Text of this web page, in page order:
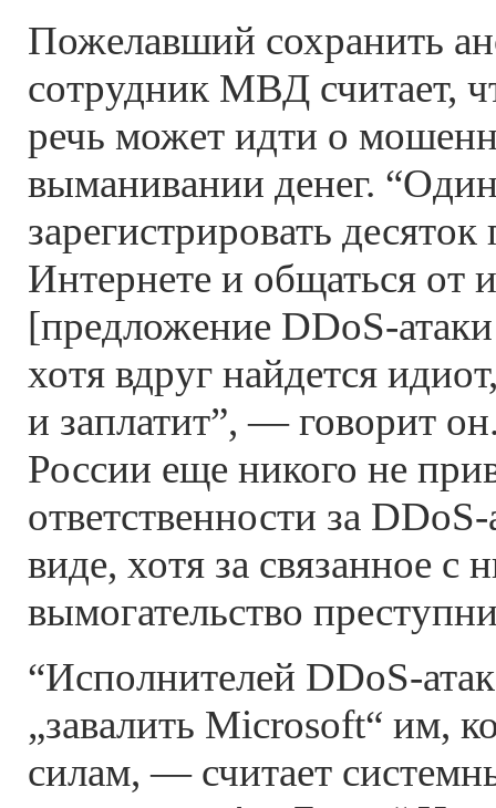
Пожелавший сохранить
сотрудник МВД считает,
речь может идти о
выманивании денег.
зарегистрировать
Интернете и общаться от
[предложение DDoS-
хотя вдруг найдется
и заплатит”, — говорит
России еще никого не
ответственности за
виде, хотя за связанное с
вымогательство
“Исполнителей DDoS-
„завалить Microsoft“ им,
силам, — считает